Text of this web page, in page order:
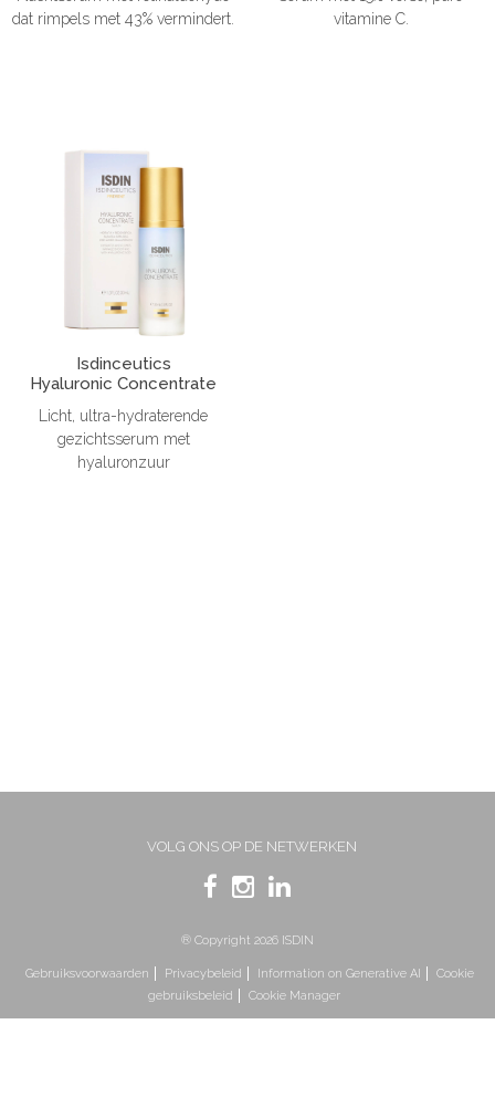
dat rimpels met 43% vermindert.
vitamine C.
Isdinceutics
Hyaluronic Concentrate
Licht, ultra-hydraterende
gezichtsserum met
hyaluronzuur
VOLG ONS OP DE NETWERKEN
® Copyright 2026 ISDIN
Gebruiksvoorwaarden Privacybeleid Information on Generative AI
Cookie
gebruiksbeleid
Cookie Manager